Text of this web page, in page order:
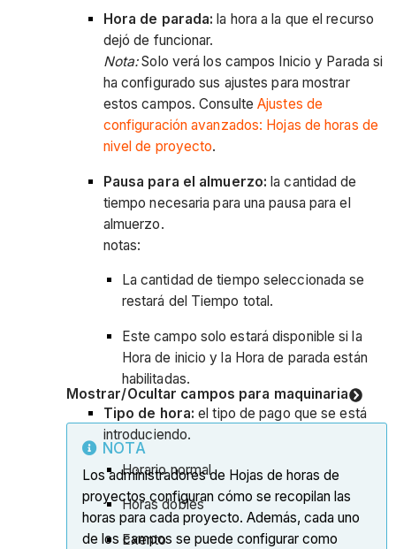
Hora de parada: la hora a la que el recurso
dejó de funcionar.
Nota:Solo verá los campos Inicio y Parada si
ha configurado sus ajustes para mostrar
estos campos. ConsulteAjustes de
configuración avanzados: Hojas de horas de
nivel de proyecto.
Pausa para el almuerzo: la cantidad de
tiempo necesaria para una pausa para el
almuerzo.
notas:
La cantidad de tiempo seleccionada se
restará del Tiempo total.
Este campo solo estará disponible si la
Hora de inicio y la Hora de parada están
habilitadas.
Tipo de hora: el tipo de pago que se está
introduciendo.
Horario normal
Horas dobles
Exento
Mostrar/Ocultar campos para maquinaria
NOTA
Los administradores de Hojas de horas de
proyectos configuran cómo se recopilan las
horas para cada proyecto. Además, cada uno
de los campos se puede configurar como